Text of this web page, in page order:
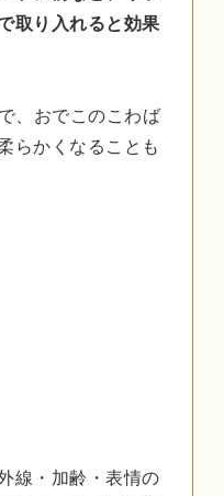
取り入れると効果
、おでこのこわば
らかくなることも
線・加齢・表情の